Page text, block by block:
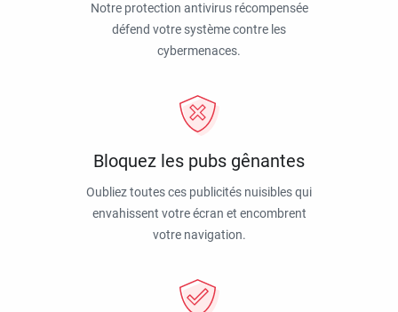
Notre protection antivirus récompensée
défend votre système contre les
cybermenaces.
Bloquez les pubs gênantes
Oubliez toutes ces publicités nuisibles qui
envahissent votre écran et encombrent
votre navigation.